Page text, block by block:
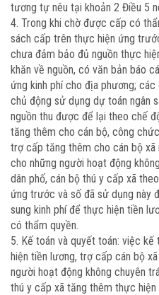
tương tự nêu tại khoản 2 Điều 5
4. Trong khi chờ được cấp có
sách cấp trên thực hiện ứng
chưa đảm bảo đủ nguồn thực
khăn về nguồn, có văn bản báo
ứng kinh phí cho địa phương;
chủ động sử dụng dự toán ngân
nguồn thu được để lại theo chế
tăng thêm cho cán bộ, công
trợ cấp tăng thêm cho cán bộ
cho những người hoạt động
dân phố, cán bộ thú y cấp xã
ứng trước và số đã sử dụng này
sung kinh phí để thực hiện tiền
có thẩm quyền.
5. Kế toán và quyết toán: việc
hiện tiền lương, trợ cấp cán bộ
người hoạt động không chuyên
thú y cấp xã tăng thêm thực